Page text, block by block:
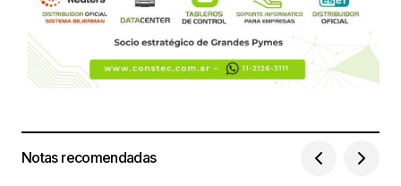
Notas recomendadas